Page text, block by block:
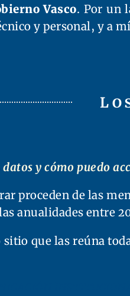
Vasco. Por un
y personal, y a mí
y cómo puedo
proceden de las
anualidades entre
que las reúna